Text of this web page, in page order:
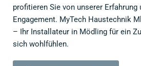
profitieren Sie von unserer Erfahrung
Engagement. MyTech Haustechnik
– Ihr Installateur in Mödling für ein
sich wohlfühlen.